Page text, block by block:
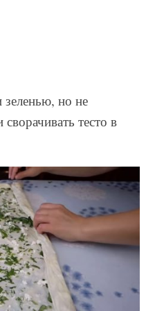
но не
тесто в